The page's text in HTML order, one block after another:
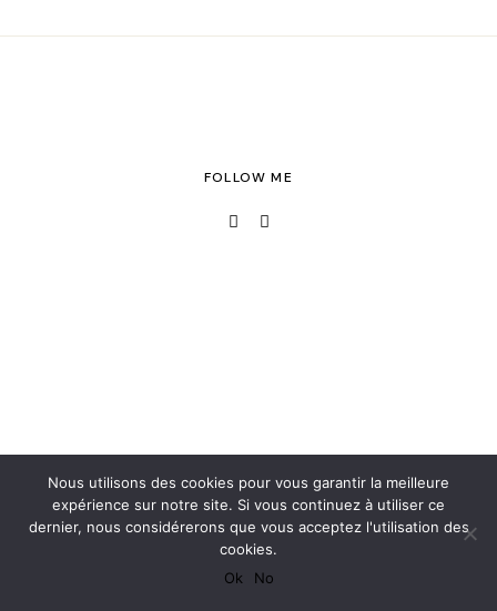
FOLLOW ME
Nous utilisons des cookies pour vous garantir la meilleure
expérience sur notre site. Si vous continuez à utiliser ce
dernier, nous considérerons que vous acceptez l'utilisation des
cookies.
Ok
No